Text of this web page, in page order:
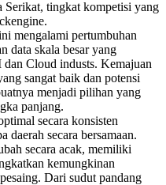
Serikat, tingkat kompetisi yang
mengalami pertumbuhan
data skala besar yang
Cloud industs. Kemajuan
sangat baik dan potensi
menjadi pilihan yang
panjang.
secara konsisten
daerah secara bersamaan.
secara acak, memiliki
kemungkinan
Dari sudut pandang